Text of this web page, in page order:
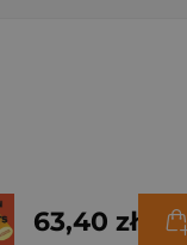
63,40 zł